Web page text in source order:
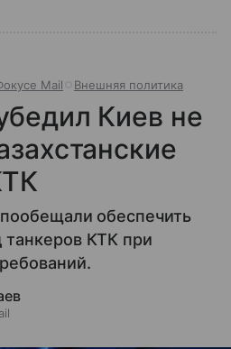
Mail Внешняя политика
Киев не
обеспечить
КТК при